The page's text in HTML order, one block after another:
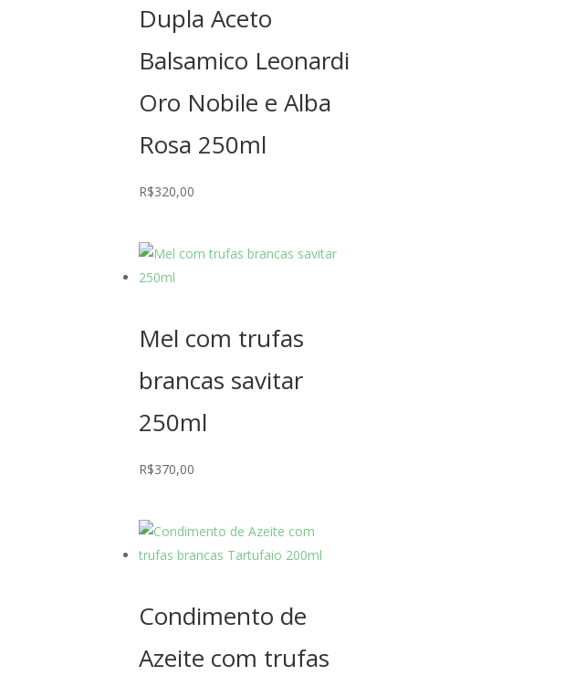
Dupla Aceto
Balsamico Leonardi
Oro Nobile e Alba
Rosa 250ml
R$320,00
Mel com trufas
brancas savitar
250ml
R$370,00
Condimento de
Azeite com trufas